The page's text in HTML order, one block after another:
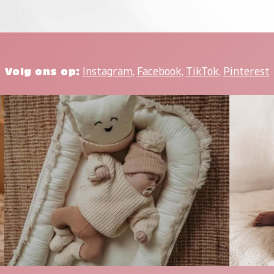
Volg ons op: Instagram, Facebook, TikTok, Pinterest